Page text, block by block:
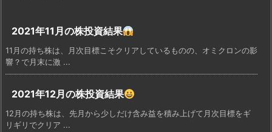
2021年11月の株投資結果
11月の持ち株は、月次目標こそクリアしているものの、オミクロンの影
響？で月末に激 ...
2021年12月の株投資結果
12月の持ち株は、先月から少しだけ含み益を積み上げて月次目標をギ
リギリでクリア ...